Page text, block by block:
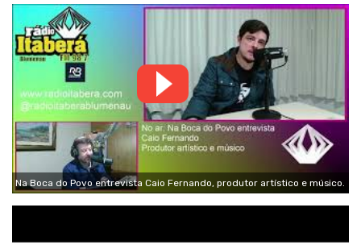
Na Boca do Povo entrevista Caio Fernando, produtor artístico e músico.